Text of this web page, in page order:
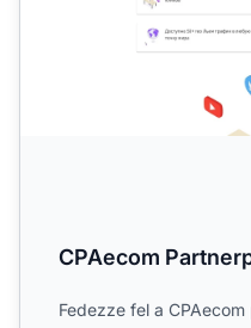
CPAecom
Fedezze fel a